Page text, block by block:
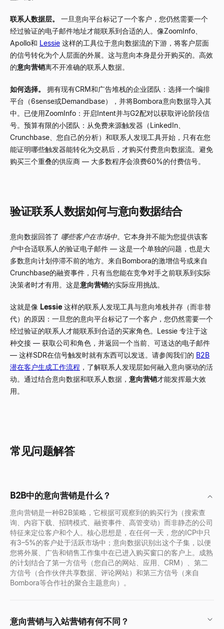
联系人数据层。
一旦意向平台标记了一个客户，您仍然需要一个
经过验证的电子邮件地址才能联系到合适的人。像ZoomInfo、
Apollo和 Lessie 这样的工具位于意向数据流的下游，将客户层面
的信号转化为个人层面的外展。这与意向本身是分开购买的。高效
的意向营销离不开准确的联系人数据。
如何选择。
拥有现有CRM和广告堆栈的企业团队：选择一个编排
平台（6sense或Demandbase），并将Bombora意向数据导入其
中。已使用ZoomInfo：开启Intent并与G2配对以获取评论阶段信
号。预算有限的小团队：从免费来源触发器（LinkedIn、
Crunchbase、您自己的分析）和联系人发现工具开始，只有在您
能证明哪些触发器能转化为交易后，才购买付费意向数据流。避免
购买三个重叠的供应商 — 大多数程序会浪费60%的付费信号。
验证联系人数据如何与意向数据结合
意向数据回答了 哪些客户在市场中。它本身并不能为您提供该客
户中合适联系人的验证电子邮件 — 这是一个单独的问题，也是大
多数意向计划停滞不前的地方。来自Bombora的激增信号或来自
Crunchbase的融资事件，只有当您能在竞争对手之前联系到实际
决策者时才有用。这是意向营销的实际应用挑战。
这就是像 Lessie这样的联系人发现工具与意向堆栈并存（而非替
代）的原因：一旦您的意向平台标记了一个客户，您仍然需要一个
经过验证的联系人才能联系到合适的买家角色。Lessie 专注于这
种交接 — 获取公司和角色，并返回一个当前、可送达的电子邮件
— 这样SDR在信号触发时就有东西可以发送。请参阅我们的 B2B
潜在客户生成工作流程 ，了解联系人发现层如何融入意向驱动的活
动。通过结合意向数据和联系人数据， 意向营销才能发挥最大效
用。
常见问题解答
B2B中的意向营销是什么？
意向营销是一种B2B策略，它根据可观察到的购买行为（搜索查
询、内容下载、招聘模式、融资事件、高管变动）而非静态的公司
特征来定位客户和个人。核心思想是，在任何一天，您的ICP中只
有3–5%的客户处于活跃市场中；意向数据识别出这个子集，以便
您将外展、广告和销售工作集中在已进入购买窗口的客户上。成熟
的计划结合了第一方信号（您自己的网站、应用、CRM）、第二
方信号（合作伙伴共享数据、评论网站）和第三方信号（来自
Bombora等合作社的聚合主题意向）。
意向营销与入站营销有何不同？